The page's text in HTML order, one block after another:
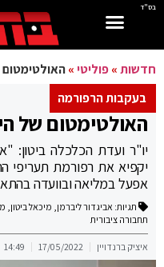
בס"ד
חדשות»פוליטי»
בעקבות הרפורמה
האולטימטום של
יו"ר ועדת הכלכלה
יקפיא את רפורמת תעריפי
אפעל במליאה ובוועדה
תגיות: אביגדור ליברמן, מיכאל ביטון,
תחבורה ציבורית
איציק ברנדויין 17/05/2022
14:49